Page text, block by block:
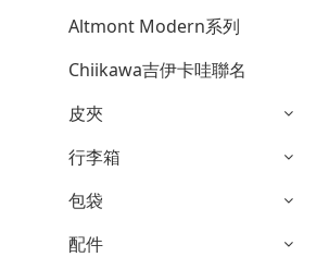
Altmont Modern系列
Chiikawa吉伊卡哇聯名
皮夾
行李箱
包袋
配件